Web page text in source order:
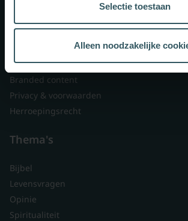
Selectie toestaan
Alleen noodzakelijke
Nieuwsbrieven
Veelgestelde vragen
Contact
Branded content
Privacy & voorwaarden
Herroepingsrecht
Thema's
Bijbel
Levensvragen
Opinie
Spiritualiteit